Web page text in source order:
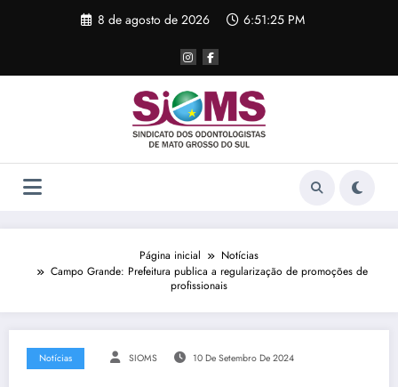
8 de agosto de 2026 6:51:25 PM
Página inicial
Notícias
Campo Grande: Prefeitura publica a regularização de promoções de
profissionais
Notícias SIOMS 10 De Setembro De 2024